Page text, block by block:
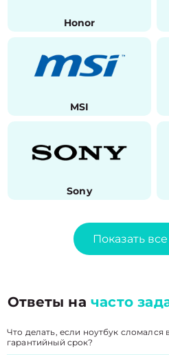
Honor
MSI
Sony
Показать
Ответы начасто
Что делать, если ноутбук сломался
гарантийный срок?